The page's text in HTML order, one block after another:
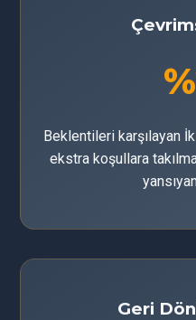
Beklentileri karşılayan
ekstra koşullara
Geri